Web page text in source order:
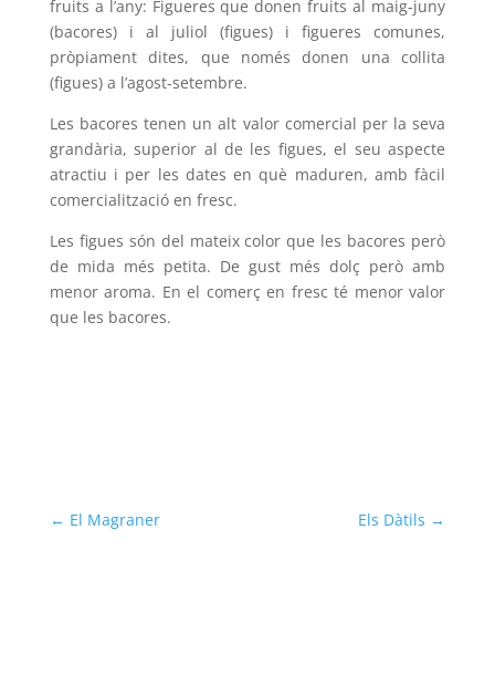
fruits a l’any: Figueres que donen fruits al maig-juny
(bacores) i al juliol (figues) i figueres comunes,
pròpiament dites, que només donen una collita
(figues) a l’agost-setembre.
Les bacores tenen un alt valor comercial per la seva
grandària, superior al de les figues, el seu aspecte
atractiu i per les dates en què maduren, amb fàcil
comercialització en fresc.
Les figues són del mateix color que les bacores però
de mida més petita. De gust més dolç però amb
menor aroma. En el comerç en fresc té menor valor
que les bacores.
← El Magraner Els Dàtils →